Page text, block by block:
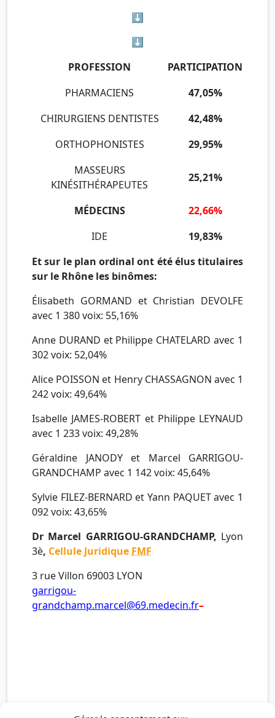
⬇︎
⬇︎
PROFESSION
PARTICIPATION
PHARMACIENS
47,05%
CHIRURGIENS DENTISTES
42,48%
ORTHOPHONISTES
29,95%
MASSEURS
KINÉSITHÉRAPEUTES
25,21%
MÉDECINS
22,66%
IDE
19,83%
Et sur le plan ordinal ont été élus titulaires
sur le Rhône les binômes:
Élisabeth GORMAND et Christian DEVOLFE
avec 1 380 voix: 55,16%
Anne DURAND et Philippe CHATELARD avec 1
302 voix: 52,04%
Alice POISSON et Henry CHASSAGNON avec 1
242 voix: 49,64%
Isabelle JAMES-ROBERT et Philippe LEYNAUD
avec 1 233 voix: 49,28%
Géraldine JANODY et Marcel GARRIGOU-
GRANDCHAMP avec 1 142 voix: 45,64%
Sylvie FILEZ-BERNARD et Yann PAQUET avec 1
092 voix: 43,65%
Dr Marcel GARRIGOU-GRANDCHAMP, Lyon
3è, Cellule Juridique FMF
3 rue Villon 69003 LYON
garrigou-
grandchamp.marcel@69.medecin.fr–